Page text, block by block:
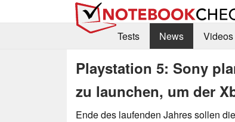
Tests
News Videos
Playstation 5: Sony
zu launchen, um der
Ende des laufenden Jahres sollen